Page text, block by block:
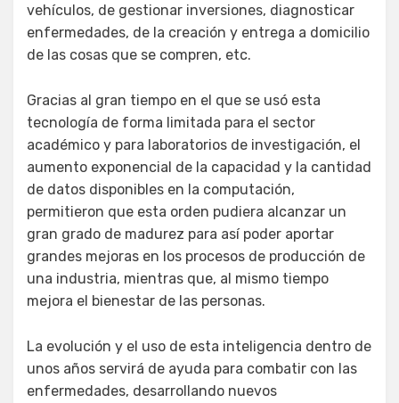
vehículos, de gestionar inversiones, diagnosticar
enfermedades, de la creación y entrega a domicilio
de las cosas que se compren, etc.
Gracias al gran tiempo en el que se usó esta
tecnología de forma limitada para el sector
académico y para laboratorios de investigación, el
aumento exponencial de la capacidad y la cantidad
de datos disponibles en la computación,
permitieron que esta orden pudiera alcanzar un
gran grado de madurez para así poder aportar
grandes mejoras en los procesos de producción de
una industria, mientras que, al mismo tiempo
mejora el bienestar de las personas.
La evolución y el uso de esta inteligencia dentro de
unos años servirá de ayuda para combatir con las
enfermedades, desarrollando nuevos